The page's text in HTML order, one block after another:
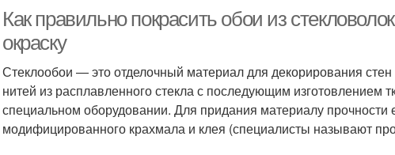
Как правильно покрасить обои из
окраску
Стеклообои — это отделочный материал для декорирования
нитей из расплавленного стекла с последующим изготовлением
специальном оборудовании. Для придания материалу прочности
модифицированного крахмала и клея (специалисты называют